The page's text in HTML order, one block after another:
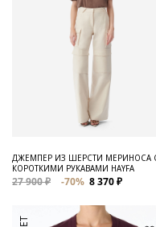
ДЖЕМПЕР ИЗ ШЕРСТИ МЕРИНОСА
КОРОТКИМИ РУКАВАМИ HAYFA
27 900 ₽ -70% 8 370 ₽